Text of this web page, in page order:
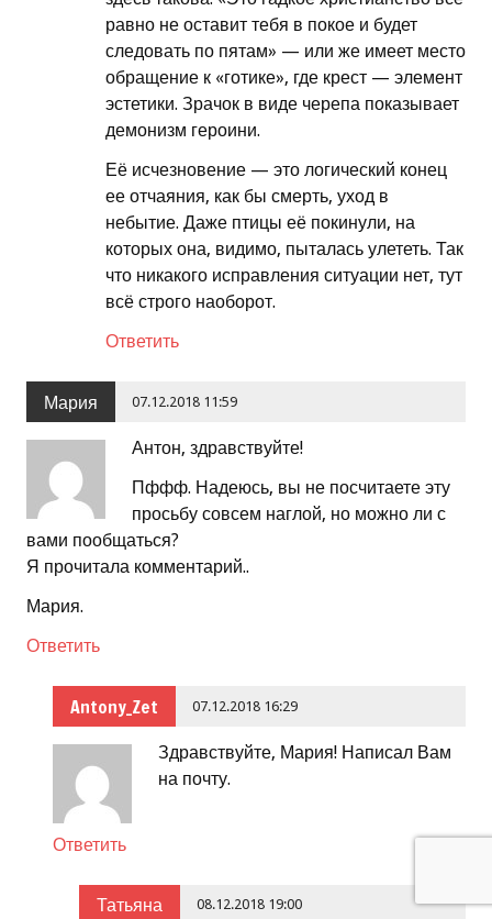
равно не оставит тебя в покое и будет
следовать по пятам» — или же имеет место
обращение к «готике», где крест — элемент
эстетики. Зрачок в виде черепа показывает
демонизм героини.
Её исчезновение — это логический конец
ее отчаяния, как бы смерть, уход в
небытие. Даже птицы её покинули, на
которых она, видимо, пыталась улететь. Так
что никакого исправления ситуации нет, тут
всё строго наоборот.
Ответить
Мария 07.12.2018 11:59
Антон, здравствуйте!
Пффф. Надеюсь, вы не посчитаете эту
просьбу совсем наглой, но можно ли с
вами пообщаться?
Я прочитала комментарий..
Мария.
Ответить
Antony_Zet 07.12.2018 16:29
Здравствуйте, Мария! Написал Вам
на почту.
Ответить
Татьяна 08.12.2018 19:00